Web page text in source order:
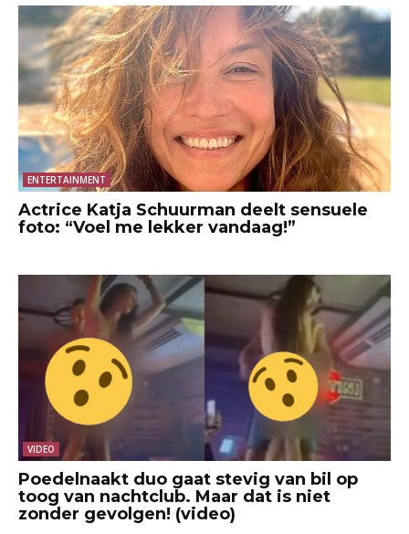
ENTERTAINMENT
Actrice Katja Schuurman deelt sensuele
foto: “Voel me lekker vandaag!”
VIDEO
Poedelnaakt duo gaat stevig van bil op
toog van nachtclub. Maar dat is niet
zonder gevolgen! (video)